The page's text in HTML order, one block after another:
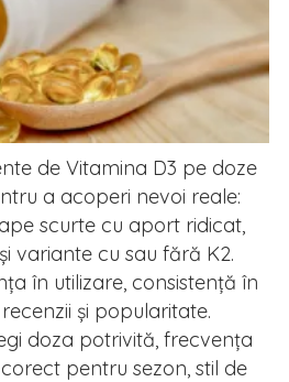
de Vitamina D3 pe doze
a acoperi nevoi reale:
scurte cu aport ridicat,
variante cu sau fără K2.
în utilizare, consistență în
și popularitate.
doza potrivită, frecvența
pentru sezon, stil de